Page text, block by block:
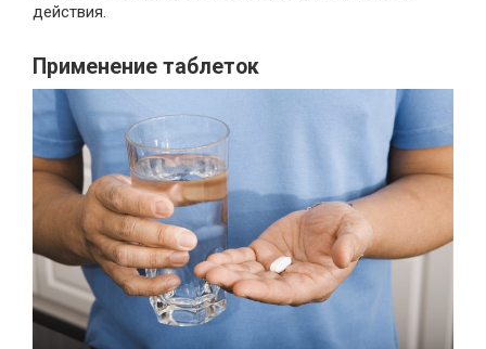
действия.
Применение таблеток